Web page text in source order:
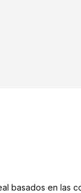
basados en las